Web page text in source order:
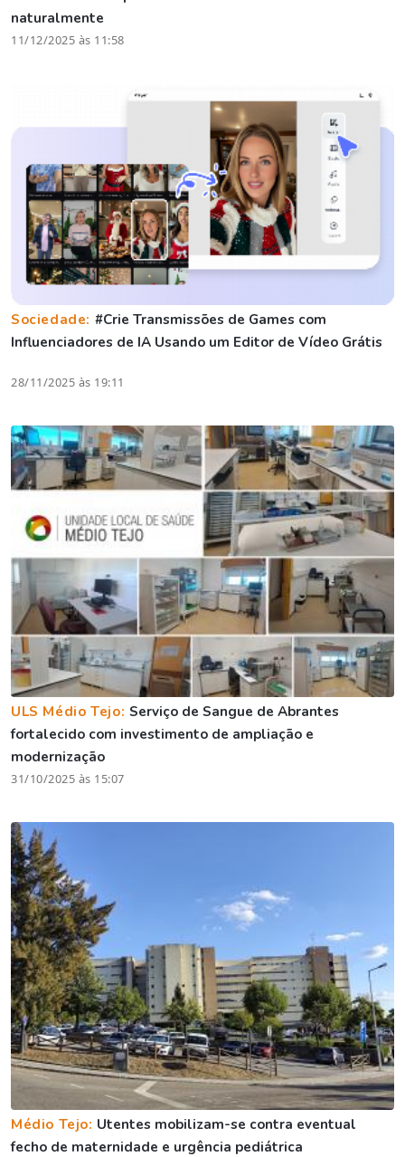
naturalmente
11/12/2025 às 11:58
Sociedade: #Crie Transmissões de Games com
Influenciadores de IA Usando um Editor de Vídeo Grátis
28/11/2025 às 19:11
ULS Médio Tejo: Serviço de Sangue de Abrantes
fortalecido com investimento de ampliação e
modernização
31/10/2025 às 15:07
Médio Tejo: Utentes mobilizam-se contra eventual
fecho de maternidade e urgência pediátrica